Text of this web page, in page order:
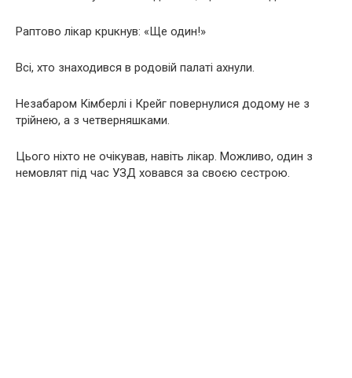
Раптово лікар крuкнув: «Ще один!»
Всі, хто знаходився в родовій палаті ахнули.
Незабаром Кімберлі і Крейг повернулися додому не з
трійнею, а з четверняшками.
Цього ніхто не очікував, навіть лікар. Можливо, один з
немовлят під час УЗД ховався за своєю сестрою.